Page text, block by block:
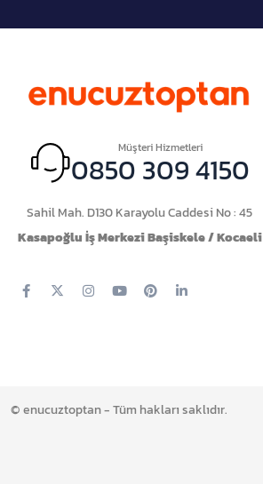
Müşteri Hizmetleri
0850 309 4150
Sahil Mah. D130 Karayolu Caddesi No : 45
Kasapoğlu İş Merkezi Başiskele / Kocaeli
© enucuztoptan - Tüm hakları saklıdır.